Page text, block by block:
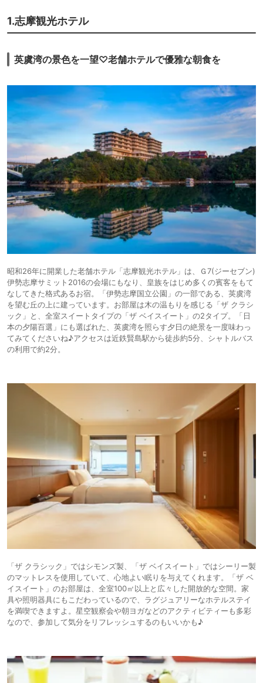
12.伊勢志摩国立公園
賢島の宿 みち潮
1.志摩観光ホテル
英虞湾の景色を一望♡老舗ホテルで優雅な朝食を
昭和26年に開業した老舗ホテル「志摩観光ホテル」は、Ｇ7(ジーセブン)
伊勢志摩サミット2016の会場にもなり、皇族をはじめ多くの賓客をもて
なしてきた格式あるお宿。「伊勢志摩国立公園」の一部である、英虞湾
を望む丘の上に建っています。お部屋は木の温もりを感じる「ザ クラシ
ック」と、全室スイートタイプの「ザ ベイスイート」の2タイプ。「日
本の夕陽百選」にも選ばれた、英虞湾を照らす夕日の絶景を一度味わっ
てみてくださいね♪アクセスは近鉄賢島駅から徒歩約5分、シャトルバス
の利用で約2分。
「ザ クラシック」ではシモンズ製、「ザ ベイスイート」ではシーリー製
のマットレスを使用していて、心地よい眠りを与えてくれます。「ザ ベ
イスイート」のお部屋は、全室100㎡以上と広々した開放的な空間。家
具や照明器具にもこだわっているので、ラグジュアリーなホテルステイ
を満喫できますよ。星空観察会や朝ヨガなどのアクティビティーも多彩
なので、参加して気分をリフレッシュするのもいいかも♪